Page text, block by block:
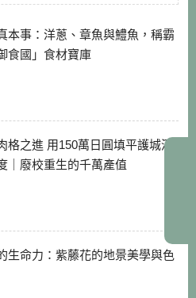
本事：洋蔥、章魚與鱧魚，稱霸
食國」食材寶庫
格之進 用150萬日圓填平護城河
｜廢校重生的千萬產值
生命力：紫藤花的地景美學與色